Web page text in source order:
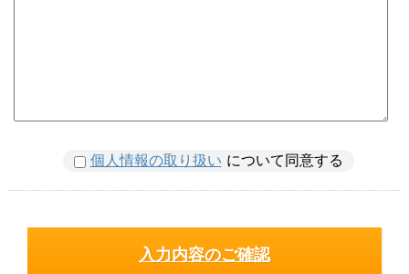
個人情報の取り扱い について同意する